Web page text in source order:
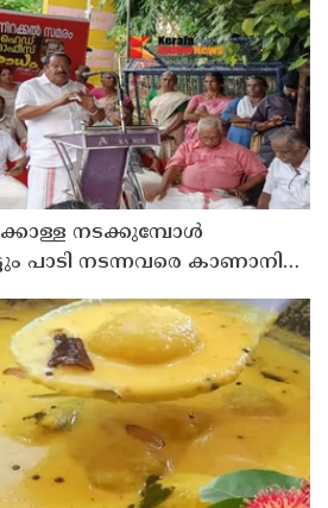
നടക്കുമ്പോൾ
പാടി നടന്നവരെ കാണാനില്ല ;